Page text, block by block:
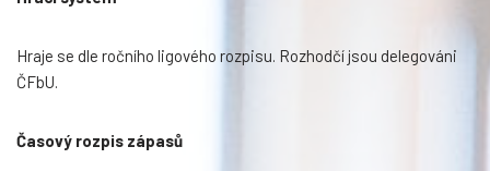
Hraje se dle ročního ligového rozpisu. Rozhodčí jsou delegováni
ČFbU.
Časový rozpis zápasů